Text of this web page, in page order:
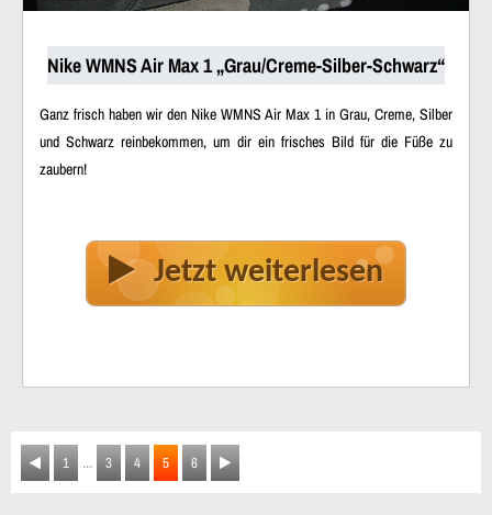
Nike WMNS Air Max 1 „Grau/Creme-Silber-Schwarz“
Ganz frisch haben wir den Nike WMNS Air Max 1 in Grau, Creme, Silber
und Schwarz reinbekommen, um dir ein frisches Bild für die Füße zu
zaubern!
Jetzt weiterlesen
1 ... 3 4 5 6